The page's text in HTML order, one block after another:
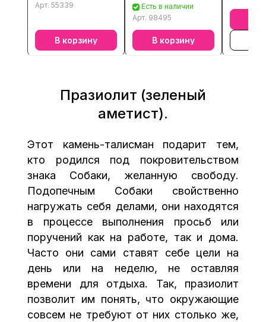
Арт. 55339
В корзину
Есть в наличии
Арт. 98495
В корзину
Празиолит (зеленый
аметист).
Этот камень-талисман подарит тем,
кто родился под покровительством
знака Собаки, желанную свободу.
Подопечным Собаки свойственно
нагружать себя делами, они находятся
в процессе выполнения просьб или
поручений как на работе, так и дома.
Часто они сами ставят себе цели на
день или на неделю, не оставляя
времени для отдыха. Так, празиолит
позволит им понять, что окружающие
совсем не требуют от них столько же,